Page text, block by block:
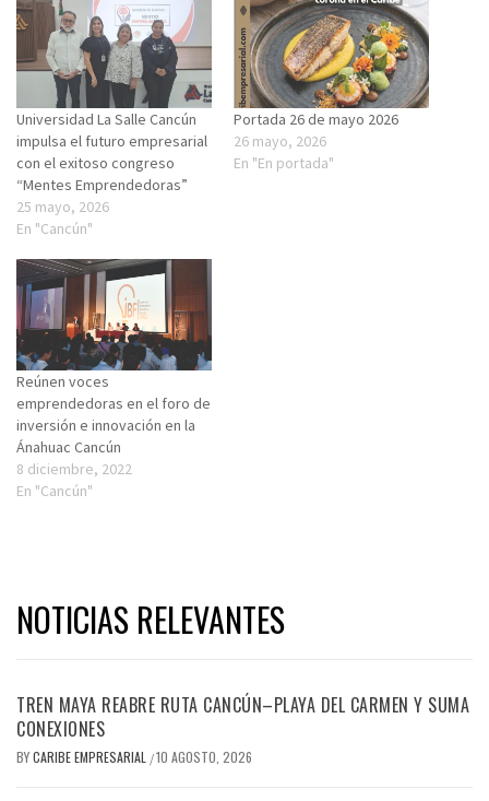
Universidad La Salle Cancún
impulsa el futuro empresarial
con el exitoso congreso
“Mentes Emprendedoras”
25 mayo, 2026
En "Cancún"
Portada 26 de mayo 2026
26 mayo, 2026
En "En portada"
Reúnen voces
emprendedoras en el foro de
inversión e innovación en la
Ánahuac Cancún
8 diciembre, 2022
En "Cancún"
NOTICIAS RELEVANTES
TREN MAYA REABRE RUTA CANCÚN–PLAYA DEL CARMEN Y SUMA
CONEXIONES
BYCARIBE EMPRESARIAL /10 AGOSTO, 2026